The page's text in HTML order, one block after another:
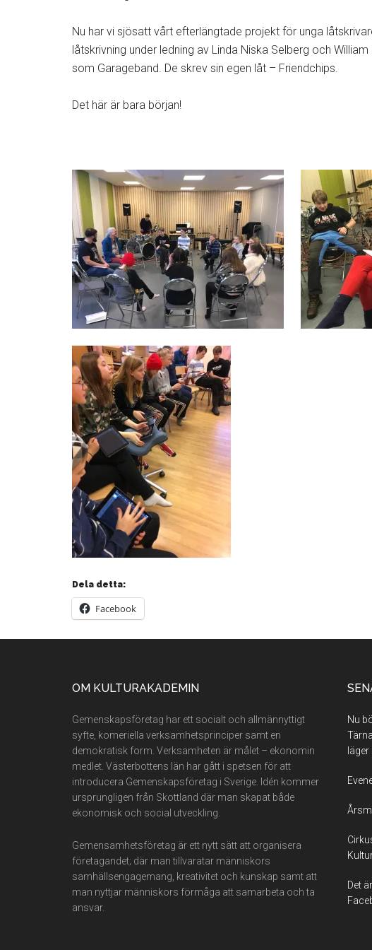
Nu har vi sjösatt vårt efterlängtade projekt för unga
låtskrivning under ledning av Linda Niska Selberg och
som Garageband. De skrev sin egen låt – Friendchips.
Det här är bara början!
Dela detta:
Facebook
OM KULTURAKADEMIN
Gemenskapsföretag har ett socialt och allmännyttigt
syfte, komeriella verksamhetsprinciper samt en
demokratisk form. Verksamheten är målet – ekonomin
medlet. Västerbottens län har gått i spetsen för att
introducera Gemenskapsföretag i Sverige. Idén kommer
ursprungligen från Skottland där man skapat både
ekonomisk och social utveckling.
Gemensamhetsföretag är ett nytt sätt att organisera
företagandet; där man tillvaratar människors
samhällsengagemang, kreativitet och kunskap samt att
man nyttjar människors förmåga att samarbeta och ta
ansvar.
Nu
Det